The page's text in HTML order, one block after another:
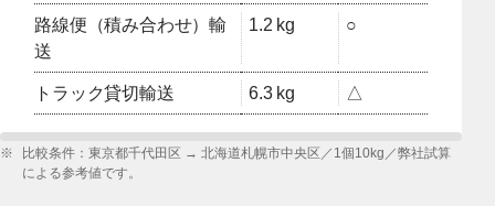
路線便（積み合わせ）輸
送
1.2 kg ○
トラック貸切輸送 6.3 kg △
※
比較条件：東京都千代田区 → 北海道札幌市中央区／1個10kg／弊社試算
による参考値です。